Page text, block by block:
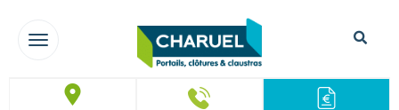
TOGGLE NAVIGATION